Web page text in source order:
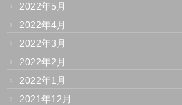
2022年5月
2022年4月
2022年3月
2022年2月
2022年1月
2021年12月